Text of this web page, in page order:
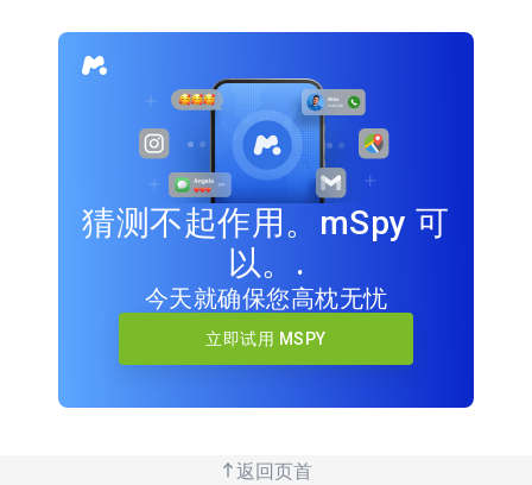
猜测不起作用。mSpy 可
以。.
今天就确保您高枕无忧
立即试用 MSPY
返回页首